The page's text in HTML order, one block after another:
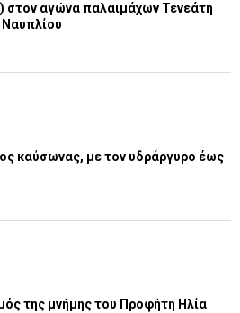
στον αγώνα παλαιμάχων Τενεάτη
Ναυπλίου
καύσωνας, με τον υδράργυρο έως
της μνήμης του Προφήτη Ηλία